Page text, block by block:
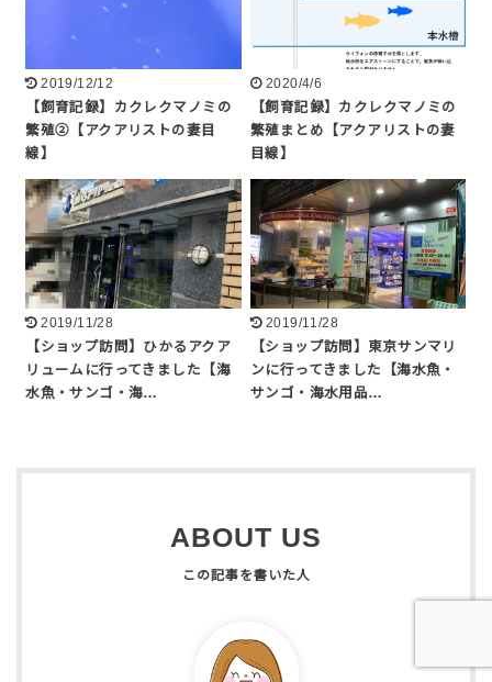
2019/12/12
【飼育記録】カクレクマノミの
繁殖②【アクアリストの妻目
線】
2020/4/6
【飼育記録】カクレクマノミの
繁殖まとめ【アクアリストの妻
目線】
2019/11/28
【ショップ訪問】ひかるアクア
リュームに行ってきました【海
水魚・サンゴ・海…
2019/11/28
【ショップ訪問】東京サンマリ
ンに行ってきました【海水魚・
サンゴ・海水用品…
ABOUT US